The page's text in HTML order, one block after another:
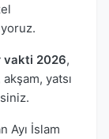
vakti 2026,
yatsı
Ayı İslam